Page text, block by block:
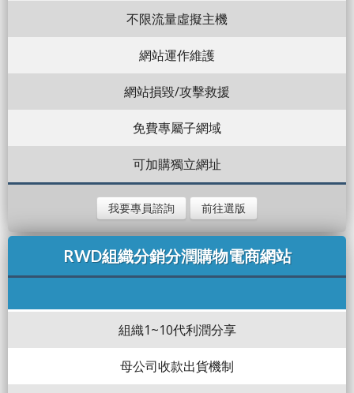
不限流量虛擬主機
網站運作維護
網站損毀/攻擊救援
免費專屬子網域
可加購獨立網址
我要專員諮詢 前往選版
RWD組織分銷分潤購物電商網站
組織1~10代利潤分享
母公司收款出貨機制